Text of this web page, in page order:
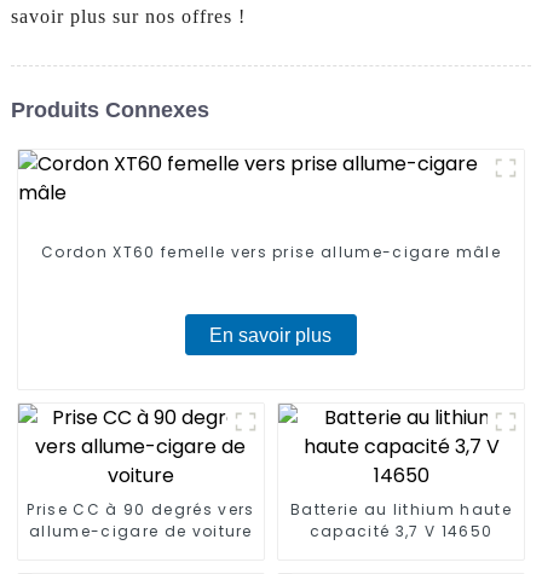
savoir plus sur nos offres !
Produits Connexes
Cordon XT60 femelle vers prise allume-cigare mâle
En savoir plus
Prise CC à 90 degrés vers
allume-cigare de voiture
Batterie au lithium haute
capacité 3,7 V 14650